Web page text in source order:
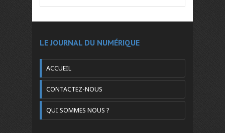
LE JOURNAL DU NUMÉRIQUE
ACCUEIL
CONTACTEZ-NOUS
QUI SOMMES NOUS ?